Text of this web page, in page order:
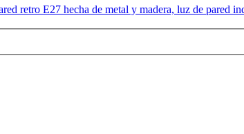
retro E27 hecha de metal y madera, luz de pared